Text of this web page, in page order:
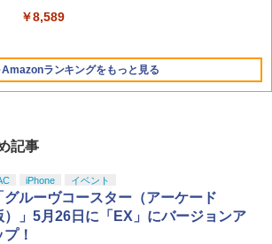
￥8,589
Amazonランキングをもっと見る
記事
iPhone イベント
グルーヴコースター（アーケード
）」5月26日に「EX」にバージョンア
プ！